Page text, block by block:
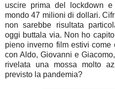
uscire prima del lockdown
mondo 47 milioni di dollari.
non sarebbe risultata
oggi buttala via. Non ho
pieno inverno film estivi come
con Aldo, Giovanni e
rivelata una mossa molto
previsto la pandemia?